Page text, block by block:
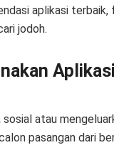
aplikasi
jodoh.
atau
pasangan dari